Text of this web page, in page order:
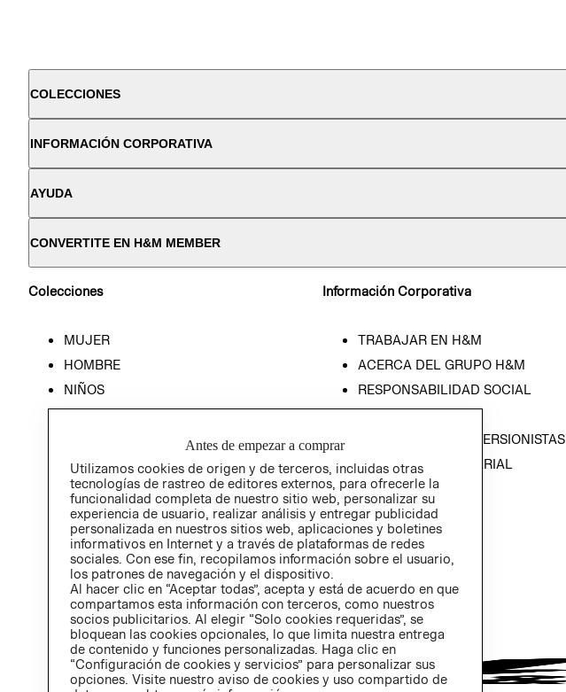
COLECCIONES
INFORMACIÓN CORPORATIVA
AYUDA
CONVERTITE EN H&M MEMBER
Colecciones
MUJER
HOMBRE
NIÑOS
HOME
Información Corporativa
TRABAJAR EN H&M
ACERCA DEL GRUPO H&M
RESPONSABILIDAD SOCIAL
PRENSA
RELACIÓN CON INVERSIONISTAS
POLÍTICA EMPRESARIAL
Antes de empezar a comprar
Utilizamos cookies de origen y de terceros, incluidas otras
tecnologías de rastreo de editores externos, para ofrecerle la
funcionalidad completa de nuestro sitio web, personalizar su
experiencia de usuario, realizar análisis y entregar publicidad
personalizada en nuestros sitios web, aplicaciones y boletines
informativos en Internet y a través de plataformas de redes
sociales. Con ese fin, recopilamos información sobre el usuario,
los patrones de navegación y el dispositivo.
Al hacer clic en “Aceptar todas”, acepta y está de acuerdo en que
compartamos esta información con terceros, como nuestros
socios publicitarios. Al elegir “Solo cookies requeridas”, se
bloquean las cookies opcionales, lo que limita nuestra entrega
de contenido y funciones personalizadas. Haga clic en
“Configuración de cookies y servicios” para personalizar sus
opciones. Visite nuestro aviso de cookies y uso compartido de